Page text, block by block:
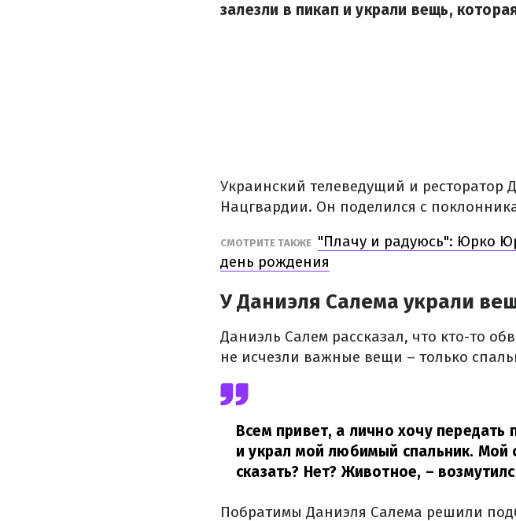
залезли в пикап и украли вещь,
Украинский телеведущий и ресторатор
Нацгвардии. Он поделился с
СМОТРИТЕ ТАКЖЕ "Плачу и радуюсь": Юрко
день рождения
У Даниэля Салема украли
Даниэль Салем рассказал, что кто-то
не исчезли важные вещи – только
Всем привет, а лично хочу передать
и украл мой любимый спальник. Мой
сказать? Нет? Животное, –
Побратимы Даниэля Салема решили